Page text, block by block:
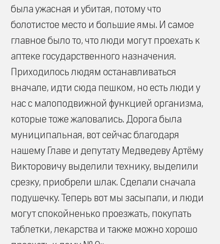
была ужасная и убитая, потому что
болотистое место и большие ямы. И самое
главное было то, что люди могут проехать к
аптеке государственного назначения.
Приходилось людям останавливаться
вначале, идти сюда пешком, но есть люди у
нас с малоподвижной функцией организма,
которые тоже жаловались. Дорога была
муниципальная, вот сейчас благодаря
нашему Главе и депутату Медведеву Артёму
Викторовичу выделили технику, выделили
срезку, приобрели шлак. Сделали сначала
подушечку. Теперь вот мы засыпали, и люди
могут спокойненько проезжать, покупать
таблетки, лекарства и также можно хорошо